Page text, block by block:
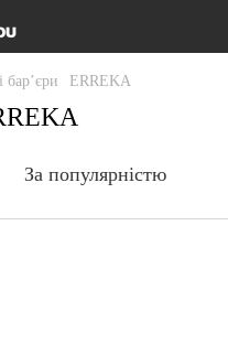
ERREKA
За популярністю